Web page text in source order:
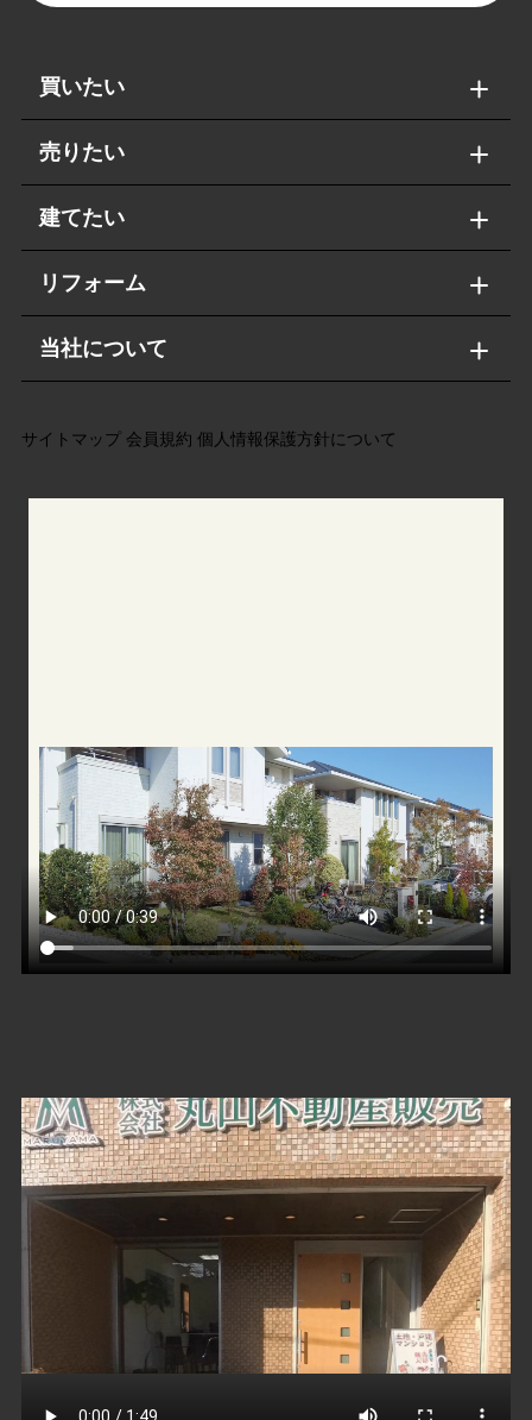
買いたい
売りたい
建てたい
リフォーム
当社について
サイトマップ 会員規約 個人情報保護方針について